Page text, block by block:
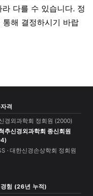
다를 수 있습니다. 정
해 결정하시기 바랍
격
경외과학회 정회원 (2000)
추신경외과학회 종신회원
· 대한신경손상학회 정회원
험 (26년 누적)